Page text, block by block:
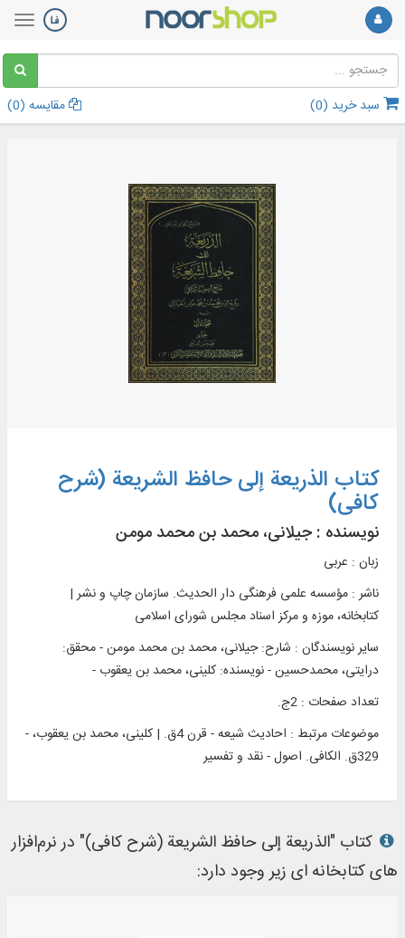
سبد خرید (0
) مقایسه (0
)
کتاب الذریعة إلی حافظ الشریعة (شرح
كافی)
نویسنده : جیلانی، محمد بن محمد مومن
زبان : عربی
ناشر : مؤسسه علمی فرهنگی دار الحديث. سازمان چاپ و نشر |
کتابخانه، موزه و مرکز اسناد مجلس شورای اسلامی
سایر نویسندگان : شارح: جیلانی، محمد بن محمد مومن - محقق:
درایتی، محمدحسین - نویسنده: کلینی، محمد بن یعقوب -
تعداد صفحات : 2ج.
موضوعات مرتبط :
احادیث شیعه - قرن 4ق. | کلینی، محمد بن یعقوب، -
329ق. الکافی. اصول - نقد و تفسیر
کتاب "الذریعة إلی حافظ الشریعة (شرح كافی)" در نرم‌افزار
های کتابخانه ای زیر وجود دارد: